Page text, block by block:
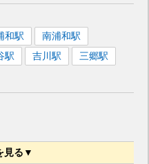
和駅 南浦和駅
駅 吉川駅 三郷駅
見る▼